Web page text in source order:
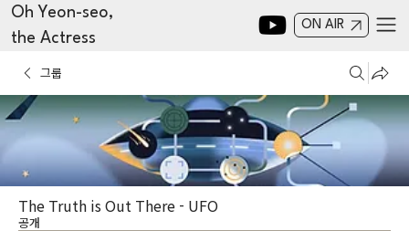
Oh Yeon-seo,
the Actress
ON AIR
그룹
The Truth is Out There - UFO
공개